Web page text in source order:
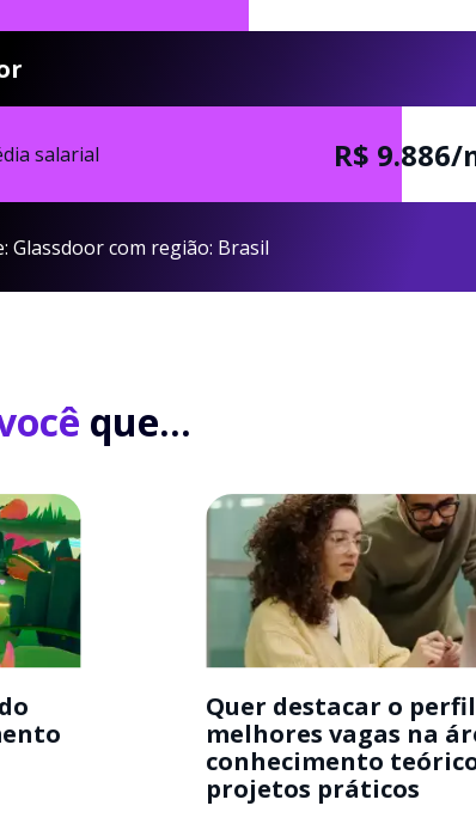
salarial R$ 9.886/
Glassdoor com região: Brasil
que...
Quer destacar o
melhores vagas na
conhecimento
projetos práticos